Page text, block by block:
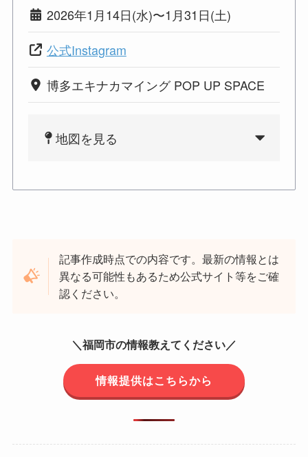
2026年1月14日(水)〜1月31日(土)
公式Instagram
博多エキナカマイング POP UP SPACE
地図を見る
記事作成時点での内容です。最新の情報とは
異なる可能性もあるため公式サイト等をご確
認ください。
＼福岡市の情報教えてください／
情報提供はこちらから